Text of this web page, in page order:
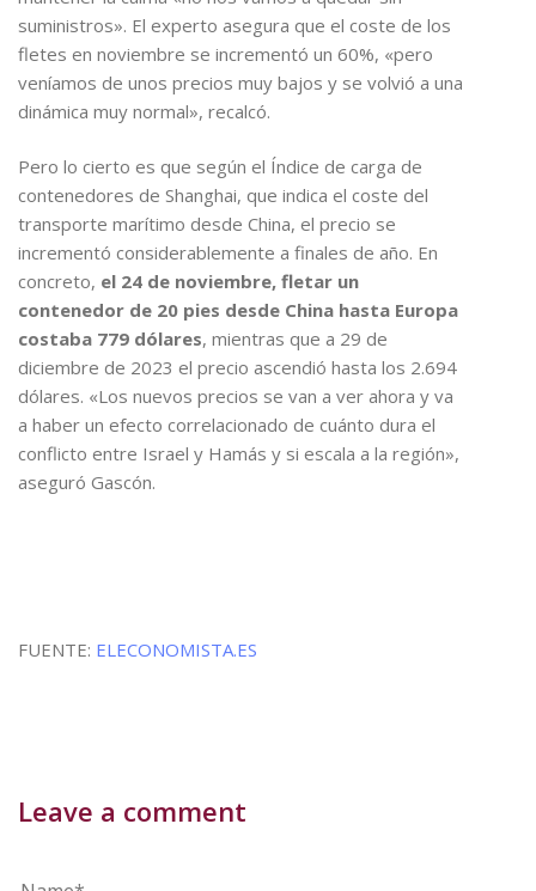
suministros». El experto asegura que el coste de los
fletes en noviembre se incrementó un 60%, «pero
veníamos de unos precios muy bajos y se volvió a una
dinámica muy normal», recalcó.
Pero lo cierto es que según el Índice de carga de
contenedores de Shanghai, que indica el coste del
transporte marítimo desde China, el precio se
incrementó considerablemente a finales de año. En
concreto, el 24 de noviembre, fletar un
contenedor de 20 pies desde China hasta Europa
costaba 779 dólares, mientras que a 29 de
diciembre de 2023 el precio ascendió hasta los 2.694
dólares. «Los nuevos precios se van a ver ahora y va
a haber un efecto correlacionado de cuánto dura el
conflicto entre Israel y Hamás y si escala a la región»,
aseguró Gascón.
FUENTE: ELECONOMISTA.ES
Leave a comment